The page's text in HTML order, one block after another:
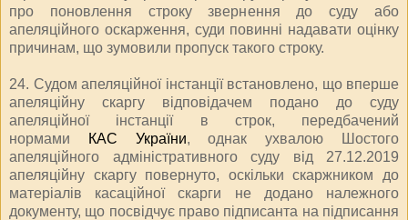
про поновлення строку звернення до суду або
апеляційного оскарження, суди повинні надавати оцінку
причинам, що зумовили пропуск такого строку.
24. Судом апеляційної інстанції встановлено, що вперше
апеляційну скаргу відповідачем подано до суду
апеляційної інстанції в строк, передбачений
нормами
КАС України, однак ухвалою Шостого
апеляційного адміністративного суду від 27.12.2019
апеляційну скаргу повернуто, оскільки скаржником до
матеріалів касаційної скарги не додано належного
документу, що посвідчує право підписанта на підписання